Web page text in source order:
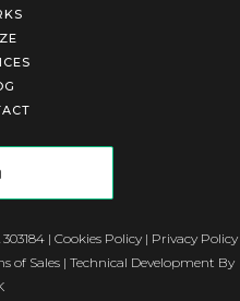
| Cookies Policy | Privacy Policy
of Sales| Technical Development By